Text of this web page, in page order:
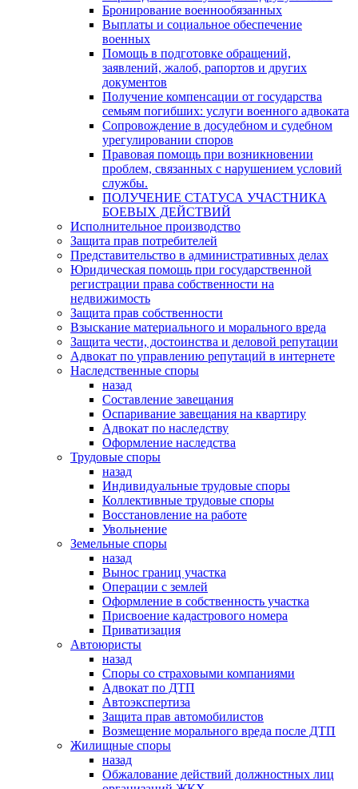
Бронирование военнообязанных
Выплаты и социальное обеспечение
военных
Помощь в подготовке обращений,
заявлений, жалоб, рапортов и других
документов
Получение компенсации от государства
семьям погибших: услуги военного адвоката
Сопровождение в досудебном и судебном
урегулировании споров
Правовая помощь при возникновении
проблем, связанных с нарушением условий
службы.
ПОЛУЧЕНИЕ СТАТУСА УЧАСТНИКА
БОЕВЫХ ДЕЙСТВИЙ
Исполнительное производство
Защита прав потребителей
Представительство в административных делах
Юридическая помощь при государственной
регистрации права собственности на
недвижимость
Защита прав собственности
Взыскание материального и морального вреда
Защита чести, достоинства и деловой репутации
Адвокат по управлению репутаций в интернете
Наследственные споры
назад
Составление завещания
Оспаривание завещания на квартиру
Адвокат по наследству
Оформление наследства
Трудовые споры
назад
Индивидуальные трудовые споры
Коллективные трудовые споры
Восстановление на работе
Увольнение
Земельные споры
назад
Вынос границ участка
Операции с землей
Оформление в собственность участка
Присвоение кадастрового номера
Приватизация
Автоюристы
назад
Споры со страховыми компаниями
Адвокат по ДТП
Автоэкспертиза
Защита прав автомобилистов
Возмещение морального вреда после ДТП
Жилищные споры
назад
Обжалование действий должностных лиц